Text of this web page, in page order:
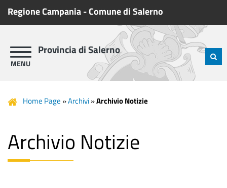
Regione Campania-Comune di Salerno
Provincia di Salerno
Home Page »Archivi»Archivio Notizie
Archivio Notizie